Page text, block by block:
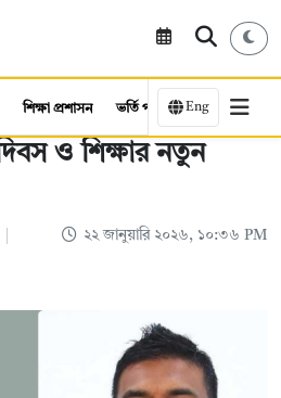
শিক্ষা প্রশাসন ভর্তি পরীক্ষা কর্মসংস্থান
Eng
ও শিক্ষার নতুন
২২ জানুয়ারি ২০২৬, ১০:৩৬ PM